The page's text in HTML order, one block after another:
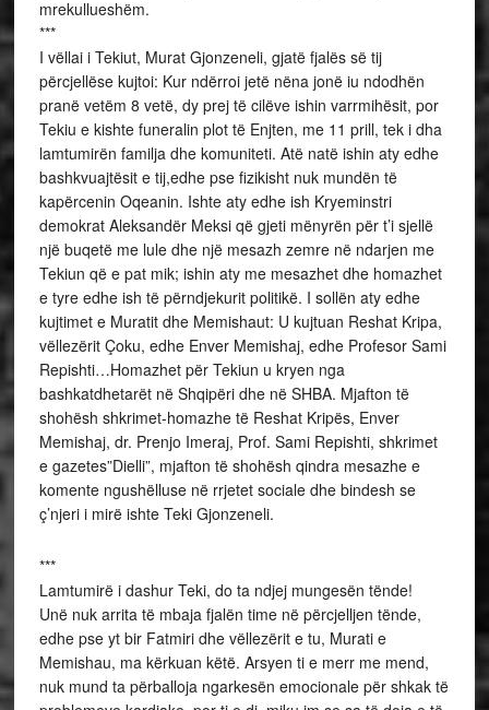
mrekullueshëm.
***
I vëllai i Tekiut, Murat Gjonzeneli, gjatë fjalës së tij
përcjellëse kujtoi: Kur ndërroi jetë nëna jonë iu ndodhën
pranë vetëm 8 vetë, dy prej të cilëve ishin varrmihësit, por
Tekiu e kishte funeralin plot të Enjten, me 11 prill, tek i dha
lamtumirën familja dhe komuniteti. Atë natë ishin aty edhe
bashkvuajtësit e tij,edhe pse fizikisht nuk mundën të
kapërcenin Oqeanin. Ishte aty edhe ish Kryeminstri
demokrat Aleksandër Meksi që gjeti mënyrën për t’i sjellë
një buqetë me lule dhe një mesazh zemre në ndarjen me
Tekiun që e pat mik; ishin aty me mesazhet dhe homazhet
e tyre edhe ish të përndjekurit politikë. I sollën aty edhe
kujtimet e Muratit dhe Memishaut: U kujtuan Reshat Kripa,
vëllezërit Çoku, edhe Enver Memishaj, edhe Profesor Sami
Repishti…Homazhet për Tekiun u kryen nga
bashkatdhetarët në Shqipëri dhe në SHBA. Mjafton të
shohësh shkrimet-homazhe të Reshat Kripës, Enver
Memishaj, dr. Prenjo Imeraj, Prof. Sami Repishti, shkrimet
e gazetes”Dielli”, mjafton të shohësh qindra mesazhe e
komente ngushëlluse në rrjetet sociale dhe bindesh se
ç’njeri i mirë ishte Teki Gjonzeneli.
***
Lamtumirë i dashur Teki, do ta ndjej mungesën tënde!
Unë nuk arrita të mbaja fjalën time në përcjelljen tënde,
edhe pse yt bir Fatmiri dhe vëllezërit e tu, Murati e
Memishau, ma kërkuan këtë. Arsyen ti e merr me mend,
nuk mund ta përballoja ngarkesën emocionale për shkak të